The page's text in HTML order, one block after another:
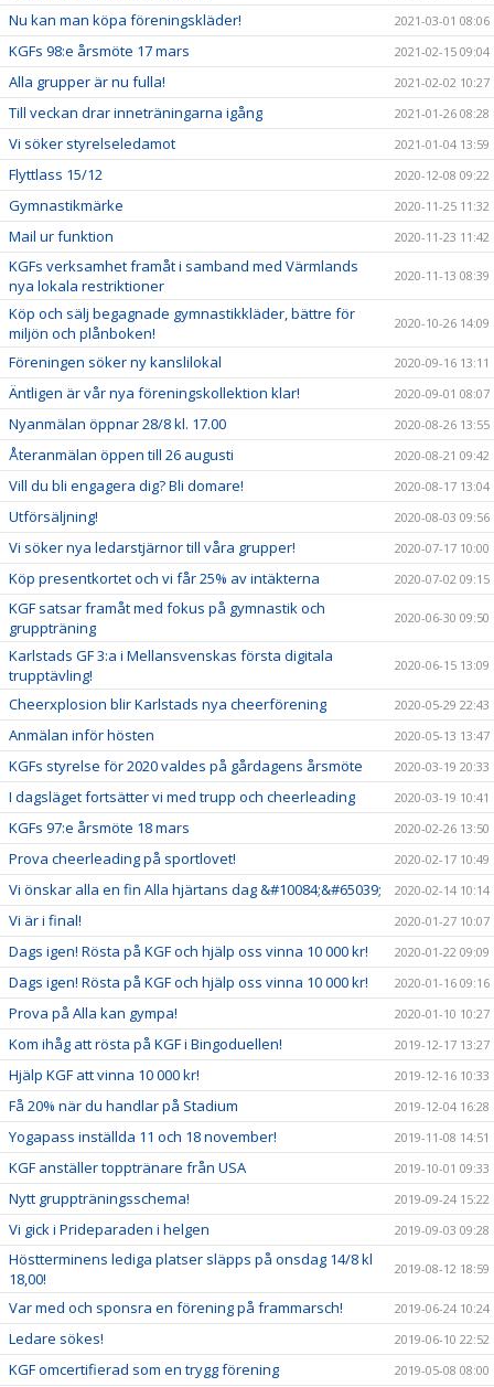
Nu kan man köpa föreningskläder! 2021-03-01 08:06
KGFs 98:e årsmöte 17 mars 2021-02-15 09:04
Alla grupper är nu fulla! 2021-02-02 10:27
Till veckan drar inneträningarna igång 2021-01-26 08:28
Vi söker styrelseledamot 2021-01-04 13:59
Flyttlass 15/12 2020-12-08 09:22
Gymnastikmärke 2020-11-25 11:32
Mail ur funktion 2020-11-23 11:42
KGFs verksamhet framåt i samband med Värmlands
nya lokala restriktioner
2020-11-13 08:39
Köp och sälj begagnade gymnastikkläder, bättre för
miljön och plånboken!
2020-10-26 14:09
Föreningen söker ny kanslilokal 2020-09-16 13:11
Äntligen är vår nya föreningskollektion klar! 2020-09-01 08:07
Nyanmälan öppnar 28/8 kl. 17.00 2020-08-26 13:55
Återanmälan öppen till 26 augusti 2020-08-21 09:42
Vill du bli engagera dig? Bli domare! 2020-08-17 13:04
Utförsäljning! 2020-08-03 09:56
Vi söker nya ledarstjärnor till våra grupper! 2020-07-17 10:00
Köp presentkortet och vi får 25% av intäkterna 2020-07-02 09:15
KGF satsar framåt med fokus på gymnastik och
gruppträning
2020-06-30 09:50
Karlstads GF 3:a i Mellansvenskas första digitala
trupptävling!
2020-06-15 13:09
Cheerxplosion blir Karlstads nya cheerförening 2020-05-29 22:43
Anmälan inför hösten 2020-05-13 13:47
KGFs styrelse för 2020 valdes på gårdagens årsmöte 2020-03-19 20:33
I dagsläget fortsätter vi med trupp och cheerleading 2020-03-19 10:41
KGFs 97:e årsmöte 18 mars 2020-02-26 13:50
Prova cheerleading på sportlovet! 2020-02-17 10:49
Vi önskar alla en fin Alla hjärtans dag &#10084;&#65039; 2020-02-14 10:14
Vi är i final! 2020-01-27 10:07
Dags igen! Rösta på KGF och hjälp oss vinna 10 000 kr! 2020-01-22 09:09
Dags igen! Rösta på KGF och hjälp oss vinna 10 000 kr! 2020-01-16 09:16
Prova på Alla kan gympa! 2020-01-10 10:27
Kom ihåg att rösta på KGF i Bingoduellen! 2019-12-17 13:27
Hjälp KGF att vinna 10 000 kr! 2019-12-16 10:33
Få 20% när du handlar på Stadium 2019-12-04 16:28
Yogapass inställda 11 och 18 november! 2019-11-08 14:51
KGF anställer topptränare från USA 2019-10-01 09:33
Nytt gruppträningsschema! 2019-09-24 15:22
Vi gick i Prideparaden i helgen 2019-09-03 09:28
Höstterminens lediga platser släpps på onsdag 14/8 kl
18,00!
2019-08-12 18:59
Var med och sponsra en förening på frammarsch! 2019-06-24 10:24
Ledare sökes! 2019-06-10 22:52
KGF omcertifierad som en trygg förening 2019-05-08 08:00